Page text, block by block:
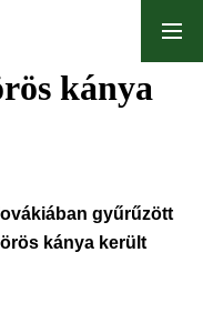
kánya
gyűrűzött
kánya került